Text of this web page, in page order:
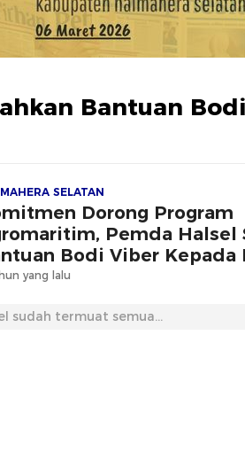
Bantuan
SELATAN
Dorong Program
Pemda Halsel
Bodi Viber Kepada
yang lalu
sudah termuat semua...